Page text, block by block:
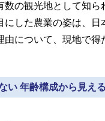
の観光地として知ら
した農業の姿は、日
について、現地で得
い 年齢構成から見え